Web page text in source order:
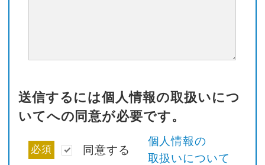
送信するには個人情報の取扱いにつ
いてへの同意が必要です。
必須 同意する
個人情報の
取扱いについて